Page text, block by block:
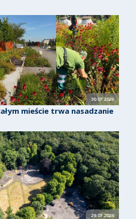
30.07.2026
mieście trwa nasadzanie
29.07.2026